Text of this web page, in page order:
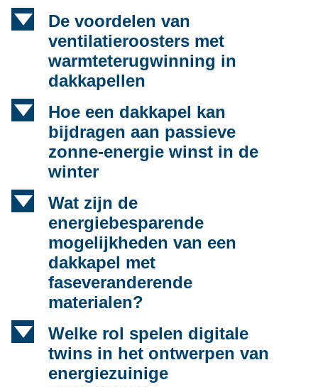
d
De voordelen van
ventilatieroosters met
warmteterugwinning in
dakkapellen
d
Hoe een dakkapel kan
bijdragen aan passieve
zonne-energie winst in de
winter
d
Wat zijn de
energiebesparende
mogelijkheden van een
dakkapel met
faseveranderende
materialen?
d
Welke rol spelen digitale
twins in het ontwerpen van
energiezuinige